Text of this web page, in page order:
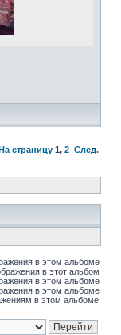
страницу 1, 2 След.
в этом альбоме
в этот альбом
в этом альбоме
в этом альбоме
в этом альбоме